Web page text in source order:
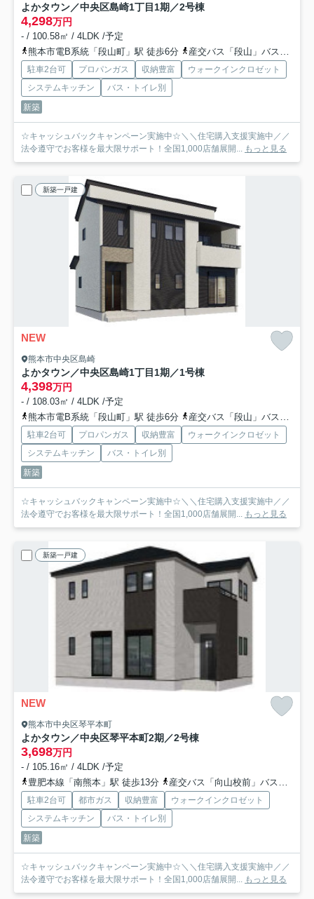
よかタウン／中央区島崎1丁目1期／2号棟
4,298万円
- / 100.58㎡ / 4LDK /予定
熊本市電B系統「段山町」駅 徒歩6分
産交バス「段山」バス停下車 徒歩7分
駐車2台可 プロパンガス 収納豊富
ウォークインクロゼット
システムキッチン
バス・トイレ別
新築
☆キャッシュバックキャンペーン実施中☆＼＼住宅購入支援実施中／／
法令遵守でお客様を最大限サポート！全国1,000店舗展開... もっと見る
新築一戸建
NEW
熊本市中央区島崎
よかタウン／中央区島崎1丁目1期／1号棟
4,398万円
- / 108.03㎡ / 4LDK /予定
熊本市電B系統「段山町」駅 徒歩6分
産交バス「段山」バス停下車 徒歩7分
駐車2台可 プロパンガス 収納豊富
ウォークインクロゼット
システムキッチン
バス・トイレ別
新築
☆キャッシュバックキャンペーン実施中☆＼＼住宅購入支援実施中／／
法令遵守でお客様を最大限サポート！全国1,000店舗展開... もっと見る
新築一戸建
NEW
熊本市中央区琴平本町
よかタウン／中央区琴平本町2期／2号棟
3,698万円
- / 105.16㎡ / 4LDK /予定
豊肥本線「南熊本」駅 徒歩13分
産交バス「向山校前」バス停下車 徒歩5分
駐車2台可 都市ガス 収納豊富
ウォークインクロゼット
システムキッチン
バス・トイレ別
新築
☆キャッシュバックキャンペーン実施中☆＼＼住宅購入支援実施中／／
法令遵守でお客様を最大限サポート！全国1,000店舗展開... もっと見る